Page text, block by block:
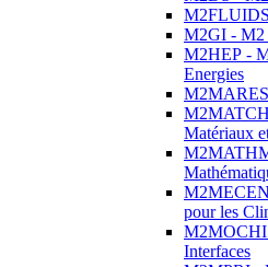
M2GI - M2
M2HEP -
Energies
M2MARES
Matériaux
pour les
M2MOCHI
Interfaces